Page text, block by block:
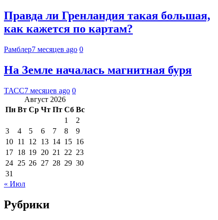
Правда ли Гренландия такая большая,
как кажется по картам?
Рамблер7 месяцев ago 0
На Земле началась магнитная буря
ТАСС7 месяцев ago 0
Август 2026
Пн Вт Ср Чт Пт Сб Вс
1
2
3
4 5 6 7 8
9
10 11 12 13 14 15 16
17 18 19 20 21 22 23
24 25 26 27 28 29 30
31
« Июл
Рубрики